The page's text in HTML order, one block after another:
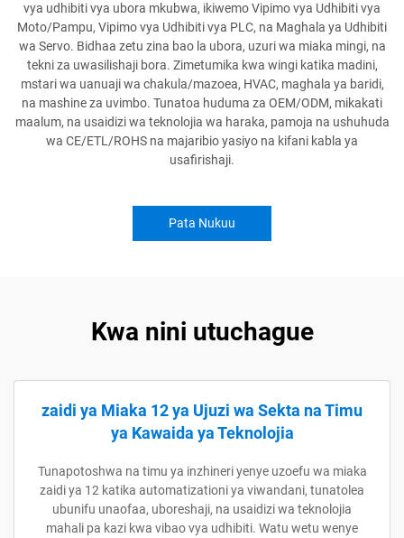
vya udhibiti vya ubora mkubwa, ikiwemo Vipimo vya Udhibiti vya
Moto/Pampu, Vipimo vya Udhibiti vya PLC, na Maghala ya Udhibiti
wa Servo. Bidhaa zetu zina bao la ubora, uzuri wa miaka mingi, na
tekni za uwasilishaji bora. Zimetumika kwa wingi katika madini,
mstari wa uanuaji wa chakula/mazoea, HVAC, maghala ya baridi,
na mashine za uvimbo. Tunatoa huduma za OEM/ODM, mikakati
maalum, na usaidizi wa teknolojia wa haraka, pamoja na ushuhuda
wa CE/ETL/ROHS na majaribio yasiyo na kifani kabla ya
usafirishaji.
Pata Nukuu
Kwa nini utuchague
zaidi ya Miaka 12 ya Ujuzi wa Sekta na Timu
ya Kawaida ya Teknolojia
Tunapotoshwa na timu ya inzhineri yenye uzoefu wa miaka
zaidi ya 12 katika automatizationi ya viwandani, tunatolea
ubunifu unaofaa, uboreshaji, na usaidizi wa teknolojia
mahali pa kazi kwa vibao vya udhibiti. Watu wetu wenye